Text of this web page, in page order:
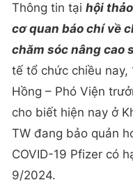
Thông tin tại hội
cơ quan báo chí về
chăm sóc nâng cao
tế tổ chức chiều nay,
Hồng – Phó Viện
cho biết hiện nay ở
TW đang bảo quản
COVID-19 Pfizer có
9/2024.